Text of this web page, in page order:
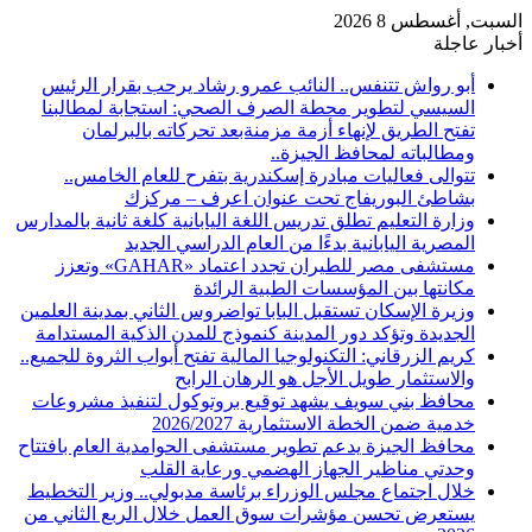
السبت, أغسطس 8 2026
أخبار عاجلة
أبو رواش تتنفس.. النائب عمرو رشاد يرحب بقرار الرئيس
السيسي لتطوير محطة الصرف الصحي: استجابة لمطالبنا
تفتح الطريق لإنهاء أزمة مزمنةبعد تحركاته بالبرلمان
ومطالباته لمحافظ الجيزة..
تتوالى فعاليات مبادرة إسكندرية بتفرح للعام الخامس..
بشاطئ البوريفاج تحت عنوان اعرف – مركزك
وزارة التعليم تطلق تدريس اللغة اليابانية كلغة ثانية بالمدارس
المصرية اليابانية بدءًا من العام الدراسي الجديد
مستشفى مصر للطيران تجدد اعتماد «GAHAR» وتعزز
مكانتها بين المؤسسات الطبية الرائدة
وزيرة الإسكان تستقبل البابا تواضروس الثاني بمدينة العلمين
الجديدة وتؤكد دور المدينة كنموذج للمدن الذكية المستدامة
كريم الزرقاني: التكنولوجيا المالية تفتح أبواب الثروة للجميع..
والاستثمار طويل الأجل هو الرهان الرابح
محافظ بني سويف يشهد توقيع بروتوكول لتنفيذ مشروعات
خدمية ضمن الخطة الاستثمارية 2026/2027
محافظ الجيزة يدعم تطوير مستشفى الحوامدية العام بافتتاح
وحدتي مناظير الجهاز الهضمي ورعاية القلب
خلال اجتماع مجلس الوزراء برئاسة مدبولي.. وزير التخطيط
يستعرض تحسن مؤشرات سوق العمل خلال الربع الثاني من